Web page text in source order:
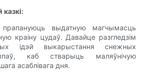
казкі:
прапануюць выдатную магчымасць
краіну цудаў. Давайце разгледзім
ідэй выкарыстання снежных
каб стварыць маляўнічую
асаблівага дня.